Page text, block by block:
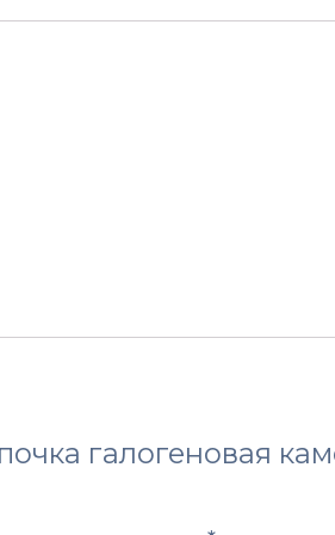
галогеновая